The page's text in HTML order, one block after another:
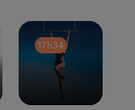
17h34
17h34